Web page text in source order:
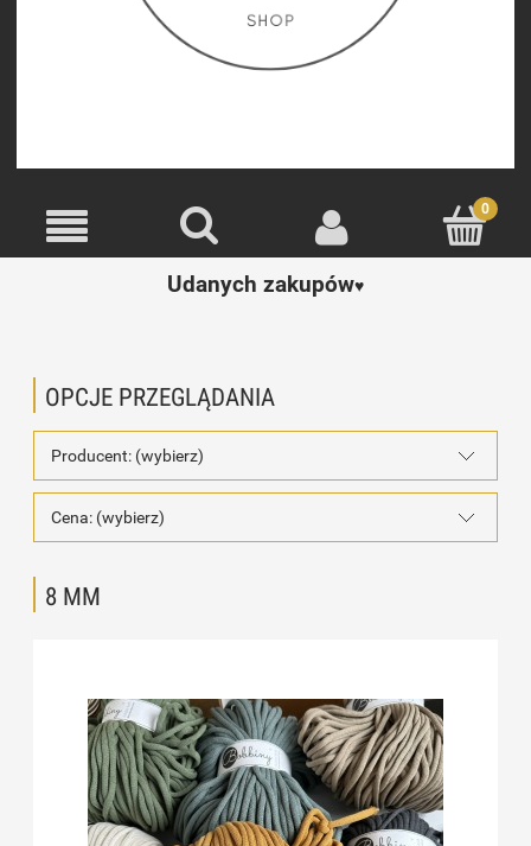
Udanych zakupów♥️
OPCJE PRZEGLĄDANIA
Producent: (wybierz)
Cena: (wybierz)
8 MM